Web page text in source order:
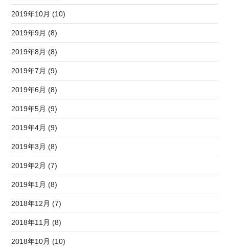
2019年10月 (10)
2019年9月 (8)
2019年8月 (8)
2019年7月 (9)
2019年6月 (8)
2019年5月 (9)
2019年4月 (9)
2019年3月 (8)
2019年2月 (7)
2019年1月 (8)
2018年12月 (7)
2018年11月 (8)
2018年10月 (10)